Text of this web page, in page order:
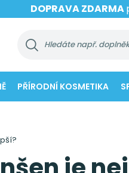
DOPRAVA ZDARMA
PŘÍRODNÍ KOSMETIKA